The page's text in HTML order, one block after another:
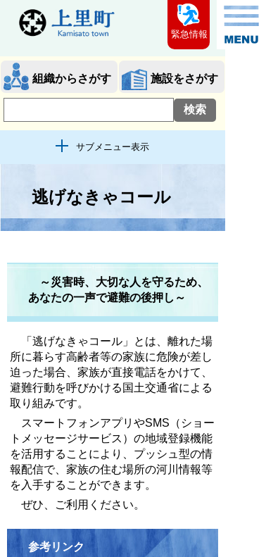
組織からさがす 施設をさがす
サブメニュー表示
緊急情報
逃げなきゃコール
～災害時、大切な人を守るため、
あなたの一声で避難の後押し～
「逃げなきゃコール」とは、離れた場
所に暮らす高齢者等の家族に危険が差し
迫った場合、家族が直接電話をかけて、
避難行動を呼びかける国土交通省による
取り組みです。
スマートフォンアプリやSMS（ショー
トメッセージサービス）の地域登録機能
を活用することにより、プッシュ型の情
報配信で、家族の住む場所の河川情報等
を入手することができます。
ぜひ、ご利用ください。
参考リンク